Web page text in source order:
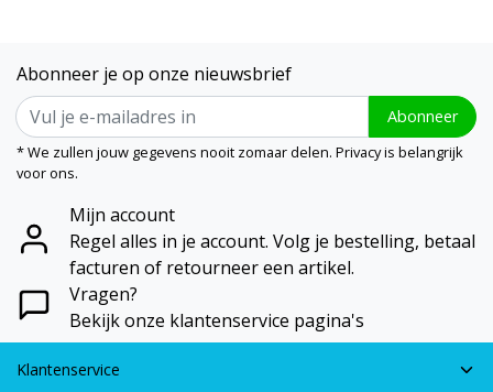
Abonneer je op onze nieuwsbrief
Abonneer
* We zullen jouw gegevens nooit zomaar delen. Privacy is belangrijk
voor ons.
Mijn account
Regel alles in je account. Volg je bestelling, betaal
facturen of retourneer een artikel.
Vragen?
Bekijk onze klantenservice pagina's
Klantenservice